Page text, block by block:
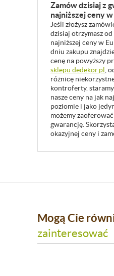
Zamów dzisiaj z
najniższej ceny
Jeśli złożysz
dzisiaj otrzymasz
najniższej ceny w
dniu zakupu
cenę na powyższy
sklepu dedekor.pl,
różnicę
kontroferty.
nasze ceny na jak
poziomie i jako
możemy
gwarancję.
okazyjnej ceny i
Mogą Cie
zainteresować